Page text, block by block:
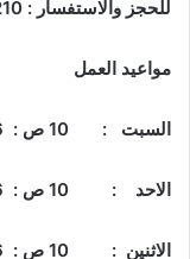
للحجز والاستفسار : 01003203210
مواعيد العمل
السبت : 10 ص : 6 م
الاحد : 10 ص : 6 م
الاثنين : 10 ص : 6 م